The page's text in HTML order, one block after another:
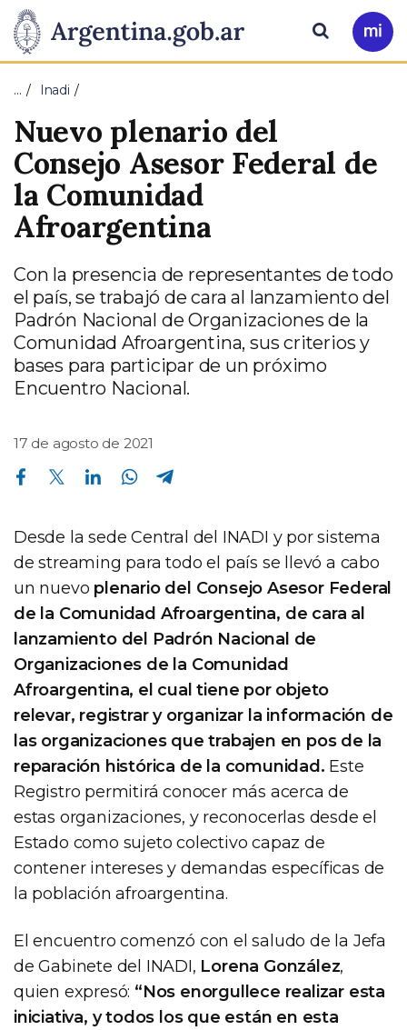
Presidencia
de
la
Nación
Pasar al contenido principal
Ir
a
Buscar
… Inadi
Nuevo plenario del
Consejo Asesor Federal de
la Comunidad
Afroargentina
Con la presencia de representantes de todo
el país, se trabajó de cara al lanzamiento del
Padrón Nacional de Organizaciones de la
Comunidad Afroargentina, sus criterios y
bases para participar de un próximo
Encuentro Nacional.
17 de agosto de 2021
Compartir en Facebook Compartir en Twitter Compartir en Linkedin Compartir en Whatsapp
Desde la sede Central del INADI y por sistema
de streaming para todo el país se llevó a cabo
un nuevo plenario del Consejo Asesor Federal
de la Comunidad Afroargentina, de cara al
lanzamiento del Padrón Nacional de
Organizaciones de la Comunidad
Afroargentina, el cual tiene por objeto
relevar, registrar y organizar la información de
las organizaciones que trabajen en pos de la
reparación histórica de la comunidad. Este
Registro permitirá conocer más acerca de
estas organizaciones, y reconocerlas desde el
Estado como sujeto colectivo capaz de
contener intereses y demandas específicas de
la población afroargentina.
El encuentro comenzó con el saludo de la Jefa
de Gabinete del INADI, Lorena González,
quien expresó: “Nos enorgullece realizar esta
iniciativa, y todos los que están en esta